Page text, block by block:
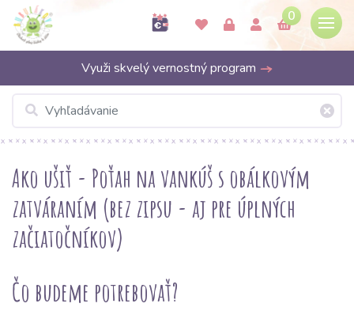
0
Využi skvelý vernostný program
Ako ušiť - Poťah na vankúš s obálkovým
zatváraním (bez zipsu - aj pre úplných
začiatočníkov)
Čo budeme potrebovať?